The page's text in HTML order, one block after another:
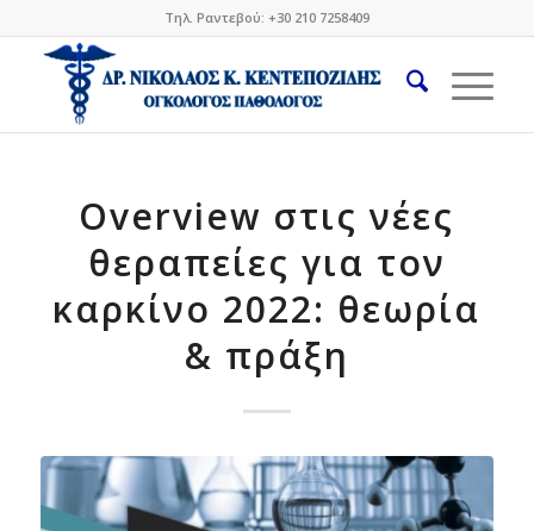
Τηλ. Ραντεβού: +30 210 7258409
Overview στις νέες
θεραπείες για τον
καρκίνο 2022: θεωρία
& πράξη